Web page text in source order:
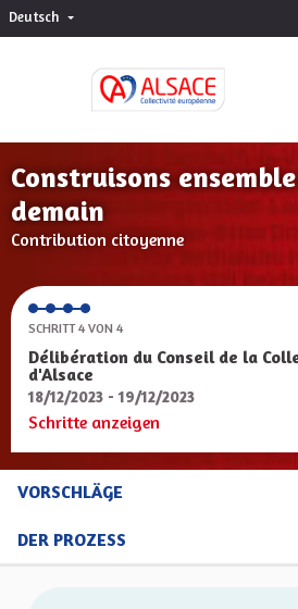
Deutsch Choisir la langue
Construisons
demain
Contribution citoyenne
SCHRITT 4 VON 4
Délibération du Conseil de la
d'Alsace
18/12/2023 - 19/12/2023
Schritte anzeigen
VORSCHLÄGE
DER PROZESS